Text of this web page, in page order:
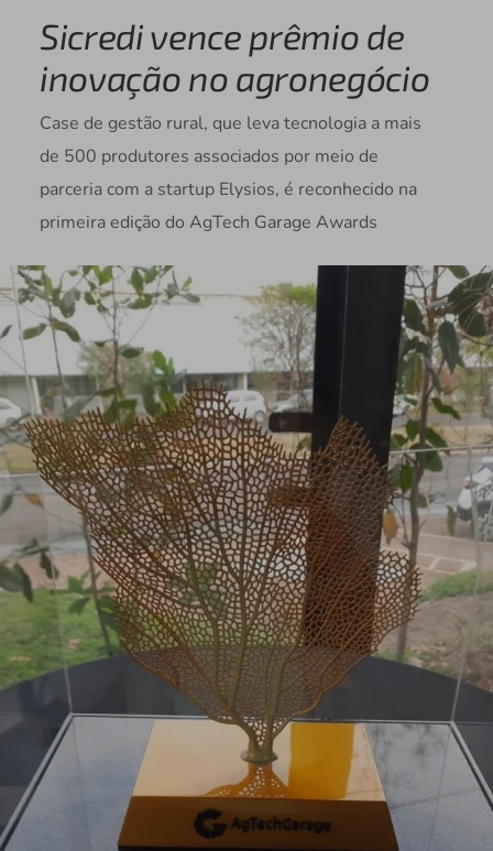
Sicredi vence prêmio de
inovação no agronegócio
Case de gestão rural, que leva tecnologia a mais
de 500 produtores associados por meio de
parceria com a startup Elysios, é reconhecido na
primeira edição do AgTech Garage Awards